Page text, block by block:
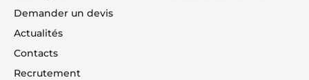
Demander un devis
Actualités
Contacts
Recrutement